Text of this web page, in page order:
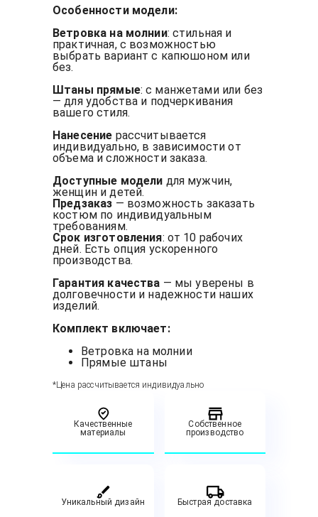
Особенности модели:
Ветровка на молнии: стильная и
практичная, с возможностью
выбрать вариант с капюшоном или
без.
Штаны прямые: с манжетами или без
— для удобства и подчеркивания
вашего стиля.
Нанесение рассчитывается
индивидуально, в зависимости от
объема и сложности заказа.
Доступные модели для мужчин,
женщин и детей.
Предзаказ — возможность заказать
костюм по индивидуальным
требованиям.
Срок изготовления: от 10 рабочих
дней. Есть опция ускоренного
производства.
Гарантия качества — мы уверены в
долговечности и надежности наших
изделий.
Комплект включает:
Ветровка на молнии
Прямые штаны
*Цена рассчитывается индивидуально
Качественные
материалы
Собственное
производство
Уникальный дизайн Быстрая доставка